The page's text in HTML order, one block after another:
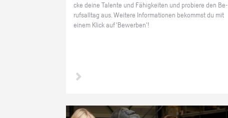
cke deine Ta­len­te und Fä­hig­kei­ten und pro­bie­re den Be­
rufs­all­tag aus. Wei­te­re In­for­ma­tio­nen be­kommst du mit
einem Klick auf 'Be­wer­ben'!